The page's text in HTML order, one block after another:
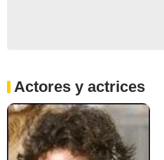
Actores y actrices